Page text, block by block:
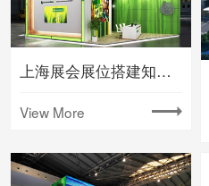
上海展会展位搭建知名大型会展公司
View More